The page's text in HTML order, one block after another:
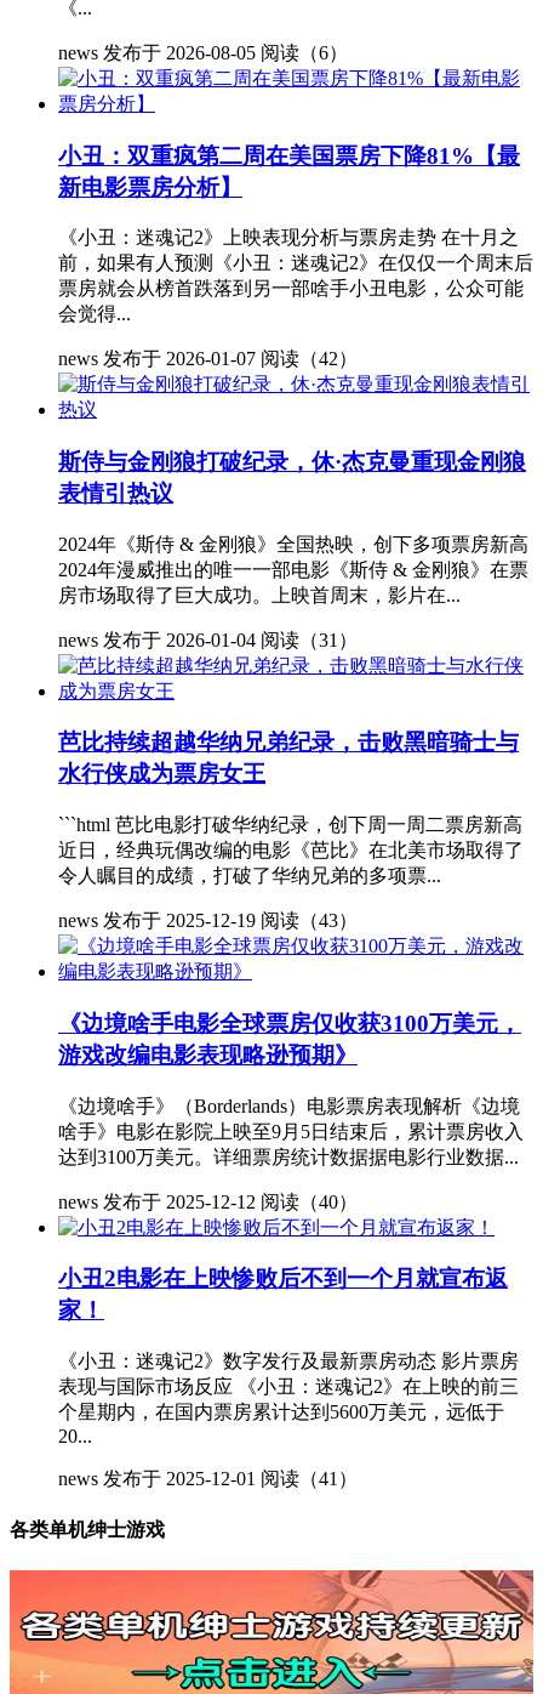
《...
news 发布于 2026-08-05 阅读（6）
小丑：双重疯第二周在美国票房下降81%【最
新电影票房分析】
《小丑：迷魂记2》上映表现分析与票房走势 在十月之
前，如果有人预测《小丑：迷魂记2》在仅仅一个周末后
票房就会从榜首跌落到另一部啥手小丑电影，公众可能
会觉得...
news 发布于 2026-01-07 阅读（42）
斯侍与金刚狼打破纪录，休·杰克曼重现金刚狼
表情引热议
2024年《斯侍 & 金刚狼》全国热映，创下多项票房新高
2024年漫威推出的唯一一部电影《斯侍 & 金刚狼》在票
房市场取得了巨大成功。上映首周末，影片在...
news 发布于 2026-01-04 阅读（31）
芭比持续超越华纳兄弟纪录，击败黑暗骑士与
水行侠成为票房女王
```html 芭比电影打破华纳纪录，创下周一周二票房新高
近日，经典玩偶改编的电影《芭比》在北美市场取得了
令人瞩目的成绩，打破了华纳兄弟的多项票...
news 发布于 2025-12-19 阅读（43）
《边境啥手电影全球票房仅收获3100万美元，
游戏改编电影表现略逊预期》
《边境啥手》（Borderlands）电影票房表现解析《边境
啥手》电影在影院上映至9月5日结束后，累计票房收入
达到3100万美元。详细票房统计数据据电影行业数据...
news 发布于 2025-12-12 阅读（40）
小丑2电影在上映惨败后不到一个月就宣布返
家！
《小丑：迷魂记2》数字发行及最新票房动态 影片票房
表现与国际市场反应 《小丑：迷魂记2》在上映的前三
个星期内，在国内票房累计达到5600万美元，远低于
20...
news 发布于 2025-12-01 阅读（41）
各类单机绅士游戏